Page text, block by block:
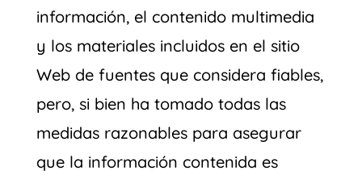
información, el contenido multimedia
y los materiales incluidos en el sitio
Web de fuentes que considera fiables,
pero, si bien ha tomado todas las
medidas razonables para asegurar
que la información contenida es